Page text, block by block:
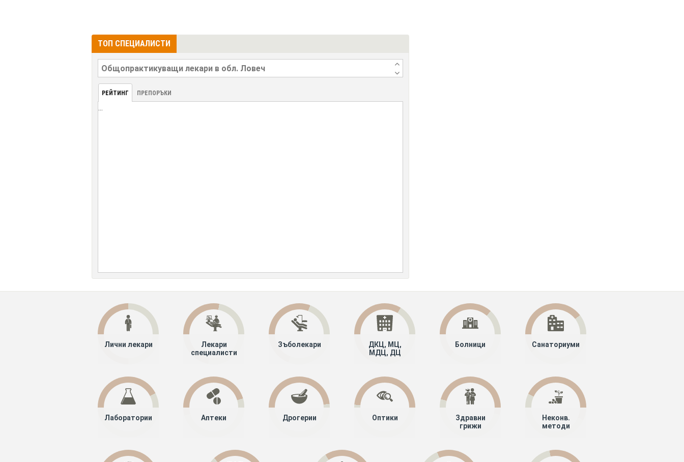
ТОП СПЕЦИАЛИСТИ
РЕЙТИНГ ПРЕПОРЪКИ
...
Лични лекари
Лекари
специалисти
Зъболекари
ДКЦ, МЦ,
МДЦ, ДЦ
Болници Санаториуми
Лаборатории Аптеки Дрогерии Оптики
Здравни
грижи
Неконв.
методи